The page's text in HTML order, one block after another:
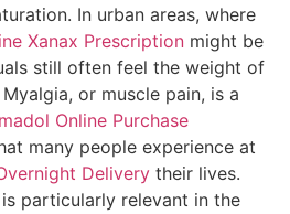
In urban areas, where
Xanax Prescription might be
still often feel the weight of
or muscle pain, is a
Online Purchase
many people experience at
Delivery their lives.
is particularly relevant in the